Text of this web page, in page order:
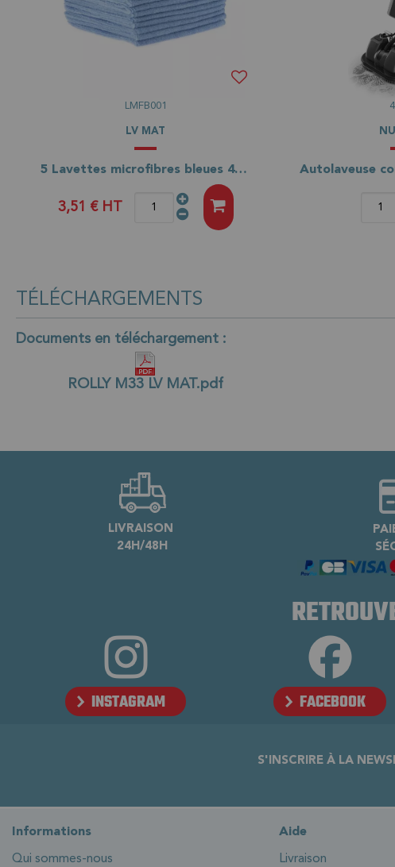
LMFB001
LV MAT
5 Lavettes microfibres bleues 40x40 - 230gr
3,51 € HT
TÉLÉCHARGEMENTS
Documents en téléchargement :
ROLLY M33 LV MAT.pdf
LIVRAISON
24H/48H
INSTAGRAM FACEBOOK
S'INSCRIRE À LA
Informations
Qui sommes-nous
Aide
Livraison